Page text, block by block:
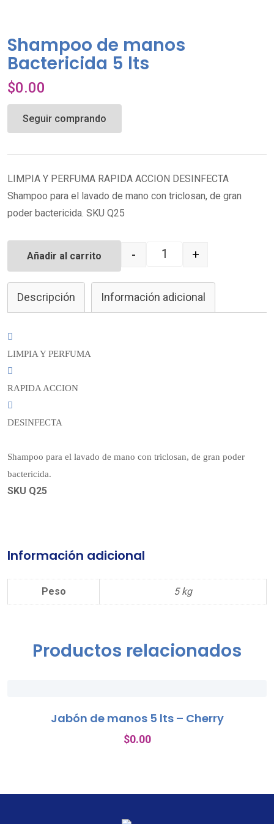
Shampoo de manos
Bactericida 5 lts
$0.00
Seguir comprando
LIMPIA Y PERFUMA RAPIDA ACCION DESINFECTA
Shampoo para el lavado de mano con triclosan, de gran
poder bactericida. SKU Q25
Quantity
- +
Añadir al carrito
Descripción Información adicional
LIMPIA Y PERFUMA
RAPIDA ACCION
DESINFECTA
Shampoo para el lavado de mano con triclosan, de gran poder
bactericida.
SKU Q25
Información adicional
Peso 5 kg
Productos relacionados
Jabón de manos 5 lts – Cherry
$0.00